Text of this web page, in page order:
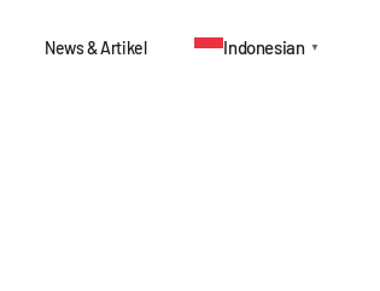
News & Artikel Indonesian ▼